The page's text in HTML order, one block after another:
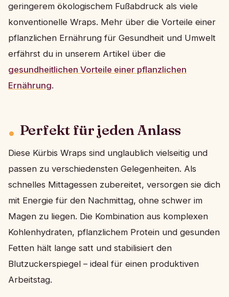
geringerem ökologischem Fußabdruck als viele
konventionelle Wraps. Mehr über die Vorteile einer
pflanzlichen Ernährung für Gesundheit und Umwelt
erfährst du in unserem Artikel über die
gesundheitlichen Vorteile einer pflanzlichen
Ernährung.
Perfekt für jeden Anlass
Diese Kürbis Wraps sind unglaublich vielseitig und
passen zu verschiedensten Gelegenheiten. Als
schnelles Mittagessen zubereitet, versorgen sie dich
mit Energie für den Nachmittag, ohne schwer im
Magen zu liegen. Die Kombination aus komplexen
Kohlenhydraten, pflanzlichem Protein und gesunden
Fetten hält lange satt und stabilisiert den
Blutzuckerspiegel – ideal für einen produktiven
Arbeitstag.